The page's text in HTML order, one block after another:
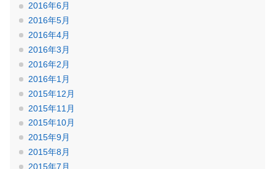
2016年6月
2016年5月
2016年4月
2016年3月
2016年2月
2016年1月
2015年12月
2015年11月
2015年10月
2015年9月
2015年8月
2015年7月